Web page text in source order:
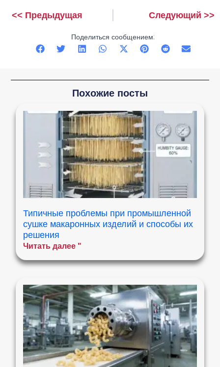
<< Предыдущая Следующий >>
Поделиться сообщением:
Похожие посты
Типичные проблемы при промышленной
сушке макаронных изделий и способы их
решения
Читать далее "